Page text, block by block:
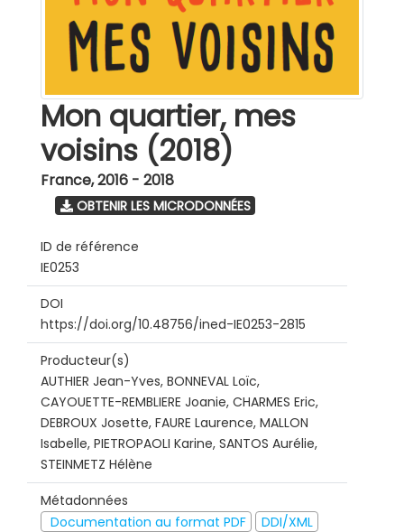
Mon quartier, mes
voisins (2018)
France,2016 - 2018
OBTENIR LES MICRODONNÉES
ID de référence
IE0253
DOI
https://doi.org/10.48756/ined-IE0253-2815
Producteur(s)
AUTHIER Jean-Yves, BONNEVAL Loïc,
CAYOUETTE-REMBLIERE Joanie, CHARMES Eric,
DEBROUX Josette, FAURE Laurence, MALLON
Isabelle, PIETROPAOLI Karine, SANTOS Aurélie,
STEINMETZ Hélène
Métadonnées
Documentation au format PDF
DDI/XML